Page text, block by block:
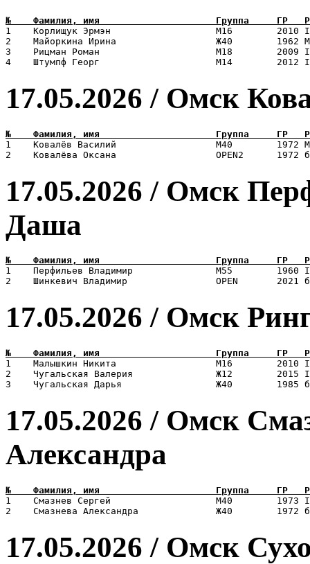
1    Корлищук Эрмэн                   М16
2    Майоркина Ирина                  Ж40
3    Рицман Роман                     М18
17.05.2026 / Омск
1    Ковалёв Василий                  М40
17.05.2026 / Омск
Даша
1    Перфильев Владимир               М55
17.05.2026 / Омск
1    Малышкин Никита                  М16
2    Чугальская Валерия               Ж12
17.05.2026 / Омск
Александра
1    Смазнев Сергей                   М40
17.05.2026 / Омск